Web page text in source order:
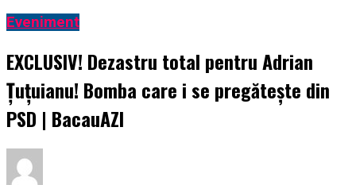
Eveniment
EXCLUSIV! Dezastru total pentru Adrian
Țuțuianu! Bomba care i se pregătește din
PSD | BacauAZI